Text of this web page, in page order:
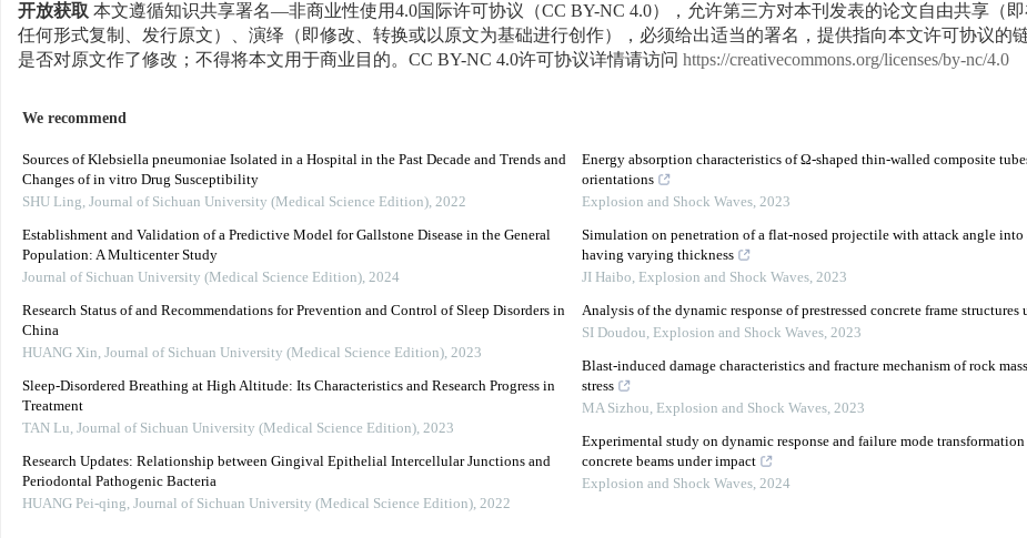
开放获取本文遵循知识共享署名—非商业性使用4.0国际许可协议（CC BY-NC 4.0），允许第三方对本刊发表的论文自由共享（
任何形式复制、发行原文）、演绎（即修改、转换或以原文为基础进行创作），必须给出适当的署名，提供指向本文许可协议的
是否对原文作了修改；不得将本文用于商业目的。CC BY-NC 4.0许可协议详情请访问 https://creativecommons.org/licenses/by-nc/4.0
We recommend
Sources of Klebsiella pneumoniae Isolated in a Hospital in the Past Decade and Trends and
Changes of in vitro Drug Susceptibility
SHU Ling, Journal of Sichuan University (Medical Science Edition), 2022
Establishment and Validation of a Predictive Model for Gallstone Disease in the General
Population: A Multicenter Study
Journal of Sichuan University (Medical Science Edition), 2024
Research Status of and Recommendations for Prevention and Control of Sleep Disorders in
China
HUANG Xin, Journal of Sichuan University (Medical Science Edition), 2023
Sleep-Disordered Breathing at High Altitude: Its Characteristics and Research Progress in
Treatment
TAN Lu, Journal of Sichuan University (Medical Science Edition), 2023
Research Updates: Relationship between Gingival Epithelial Intercellular Junctions and
Periodontal Pathogenic Bacteria
HUANG Pei-qing, Journal of Sichuan University (Medical Science Edition), 2022
Energy absorption characteristics of Ω-shaped thin-walled composite
orientations
Explosion and Shock Waves, 2023
Simulation on penetration of a flat-nosed projectile with attack angle into
having varying thickness
JI Haibo, Explosion and Shock Waves, 2023
Analysis of the dynamic response of prestressed concrete frame structures
SI Doudou, Explosion and Shock Waves, 2023
Blast-induced damage characteristics and fracture mechanism of rock
stress
MA Sizhou, Explosion and Shock Waves, 2023
Experimental study on dynamic response and failure mode
concrete beams under impact
Explosion and Shock Waves, 2024